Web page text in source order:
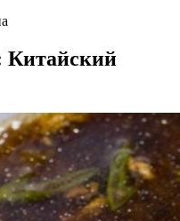
Китайский